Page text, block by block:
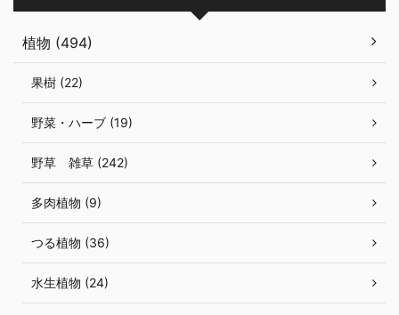
植物 (494)
果樹 (22)
野菜・ハーブ (19)
野草 雑草 (242)
多肉植物 (9)
つる植物 (36)
水生植物 (24)